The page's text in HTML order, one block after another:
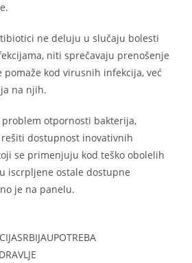
ne deluju u slučaju bolesti
niti sprečavaju prenošenje
kod virusnih infekcija, već
na njih.
otpornosti bakterija,
dostupnost inovativnih
se primenjuju kod teško obolelih
iscrpljene ostale dostupne
je na panelu.